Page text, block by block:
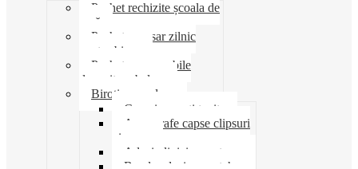
Pachet rechizite școala de
vară
Pachet necesar zilnic
pentru birou
Pachet consumabile
depozit-ambalare
Birotica-produse
Cosuri suporti tavite
Ace agrafe capse clipsuri
pioneze
Adeziv lipici corectoare
Banda adeziva-scotch